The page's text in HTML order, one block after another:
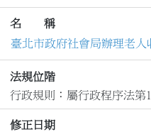
名 稱
臺北市政府社會局辦理老人
法規位階
行政規則：屬行政程序法第
修正日期